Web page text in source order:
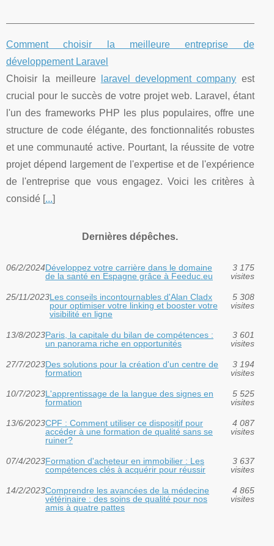
Comment choisir la meilleure entreprise de
développement Laravel
Choisir la meilleure
laravel development company est
crucial pour le succès de votre projet web. Laravel, étant
l'un des frameworks PHP les plus populaires, offre une
structure de code élégante, des fonctionnalités robustes
et une communauté active. Pourtant, la réussite de votre
projet dépend largement de l'expertise et de l'expérience
de l'entreprise que vous engagez. Voici les critères à
considé [...]
Dernières dépêches.
06/2/2024Développez votre carrière dans le domaine
de la santé en Espagne grâce à Feeduc.eu
3 175
visites
25/11/2023Les conseils incontournables d'Alan Cladx
pour optimiser votre linking et booster votre
visibilité en ligne
5 308
visites
13/8/2023Paris, la capitale du bilan de compétences :
un panorama riche en opportunités
3 601
visites
27/7/2023Des solutions pour la création d'un centre de
formation
3 194
visites
10/7/2023L'apprentissage de la langue des signes en
formation
5 525
visites
13/6/2023CPF : Comment utiliser ce dispositif pour
accéder à une formation de qualité sans se
ruiner?
4 087
visites
07/4/2023Formation d'acheteur en immobilier : Les
compétences clés à acquérir pour réussir
3 637
visites
14/2/2023Comprendre les avancées de la médecine
vétérinaire : des soins de qualité pour nos
amis à quatre pattes
4 865
visites